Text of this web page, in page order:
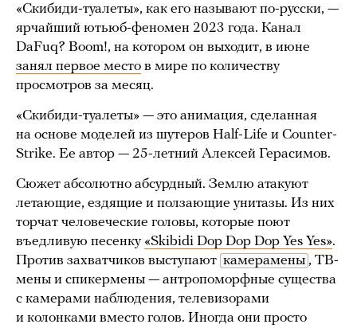
«Скибиди-туалеты», как его называют по-русски, —
ярчайший ютьюб-феномен 2023 года. Канал
DaFuq? Boom!, на котором он выходит, в июне
занял первое место в мире по количеству
просмотров за месяц.
«Скибиди-туалеты» — это анимация, сделанная
на основе моделей из шутеров Half-Life и Counter-
Strike. Ее автор — 25-летний Алексей Герасимов.
Сюжет абсолютно абсурдный. Землю атакуют
летающие, ездящие и ползающие унитазы. Из них
торчат человеческие головы, которые поют
въедливую песенку «Skibidi Dop Dop Dop Yes Yes».
Против захватчиков выступают камерамены , ТВ-
мены и спикермены — антропоморфные существа
с камерами наблюдения, телевизорами
и колонками вместо голов. Иногда они просто